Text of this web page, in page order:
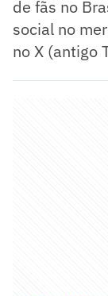
de fãs no
social no
no X (antigo